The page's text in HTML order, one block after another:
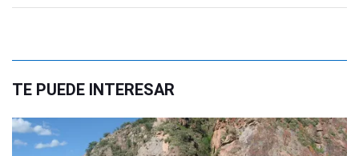
TE PUEDE INTERESAR